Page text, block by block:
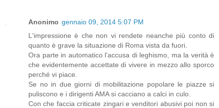
Anonimo gennaio 09, 2014 5:07 PM
L'impressione è che non vi rendete neanche più conto di
quanto è grave la situazione di Roma vista da fuori.
Ora parte in automatico l'accusa di leghismo, ma la verità è
che evidentemente accettate di vivere in mezzo allo sporco
perché vi piace.
Se no in due giorni di mobilitazione popolare le piazze si
puliscono e i dirigenti AMA si cacciano a calci in culo.
Con che faccia criticate zingari e venditori abusivi poi non si